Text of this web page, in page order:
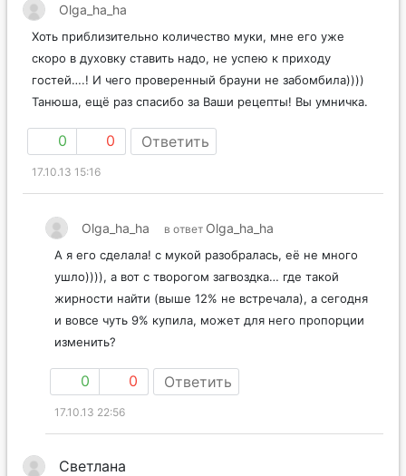
Olga_ha_ha
Хоть приблизительно количество муки, мне его уже
скоро в духовку ставить надо, не успею к приходу
гостей….! И чего проверенный брауни не забомбила))))
Танюша, ещё раз спасибо за Ваши рецепты! Вы умничка.
0 0 Ответить
17.10.13 15:16
Olga_ha_ha в ответ Olga_ha_ha
А я его сделала! с мукой разобралась, её не много
ушло)))), а вот с творогом загвоздка… где такой
жирности найти (выше 12% не встречала), а сегодня
и вовсе чуть 9% купила, может для него пропорции
изменить?
0 0 Ответить
17.10.13 22:56
Светлана